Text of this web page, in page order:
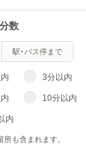
数
駅･バス停まで
3分以内
10分以内
内
も含まれます。